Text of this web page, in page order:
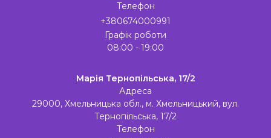
Телефон
+380674000991
Графік роботи
08:00 - 19:00
Марія Тернопільська, 17/2
Адреса
29000, Хмельницька обл., м. Хмельницький, вул.
Тернопільська, 17/2
Телефон